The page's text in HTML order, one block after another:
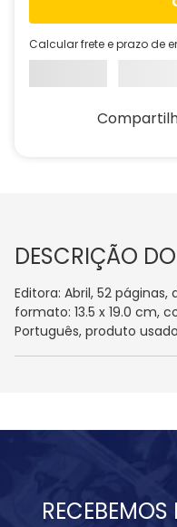
Calcular frete e prazo de
DESCRIÇÃO
Editora: Abril, 52
formato: 13.5 x 19.0 cm,
Português, produto usado